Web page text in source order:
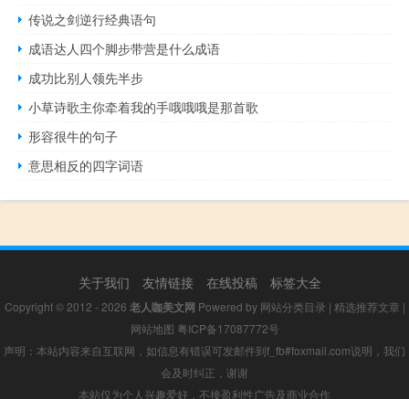
传说之剑逆行经典语句
成语达人四个脚步带营是什么成语
成功比别人领先半步
小草诗歌主你牵着我的手哦哦哦是那首歌
形容很牛的句子
意思相反的四字词语
关于我们 友情链接 在线投稿 标签大全
Copyright © 2012 - 2026 老人咖美文网 Powered by 网站分类目录 | 精选推荐文章 |
网站地图 粤ICP备17087772号
声明：本站内容来自互联网，如信息有错误可发邮件到f_fb#foxmail.com说明，我们
会及时纠正，谢谢
本站仅为个人兴趣爱好，不接盈利性广告及商业合作